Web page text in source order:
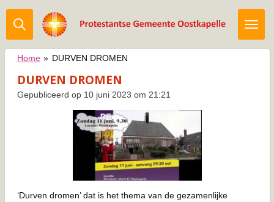
Ga
direct
naar
de
hoofdinhoud
Home » DURVEN DROMEN
DURVEN DROMEN
Gepubliceerd op 10 juni 2023 om 21:21
‘Durven dromen’ dat is het thema van de gezamenlijke